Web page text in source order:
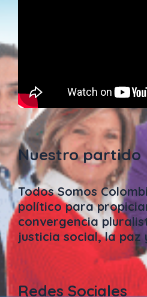
Nuestro partido
Todos Somos
político para
convergencia
justicia social, la paz
Redes Sociales